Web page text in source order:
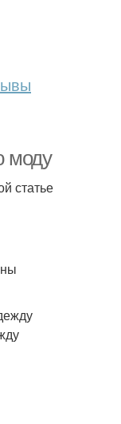
моду
статье